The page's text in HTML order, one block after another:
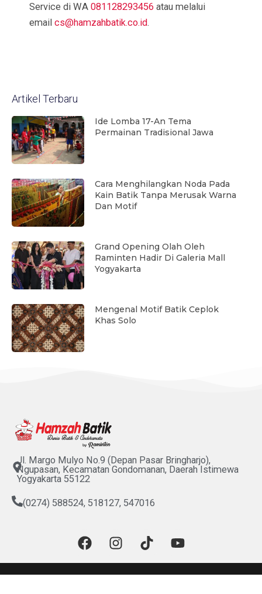
Service di WA 081128293456 atau melalui
email cs@hamzahbatik.co.id.
Artikel Terbaru
Ide Lomba 17-An Tema
Permainan Tradisional Jawa
Cara Menghilangkan Noda Pada
Kain Batik Tanpa Merusak Warna
Dan Motif
Grand Opening Olah Oleh
Raminten Hadir Di Galeria Mall
Yogyakarta
Mengenal Motif Batik Ceplok
Khas Solo
Jl. Margo Mulyo No.9 (Depan Pasar Bringharjo),
Ngupasan, Kecamatan Gondomanan, Daerah Istimewa
Yogyakarta 55122
(0274) 588524, 518127, 547016
F
a
c
e
I
n
s
t
T
i
k
t
Y
o
u
t